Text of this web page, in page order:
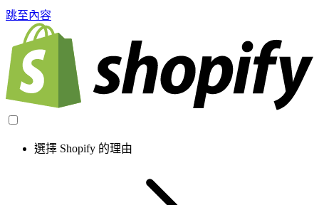
跳至內容
選擇 Shopify 的理由